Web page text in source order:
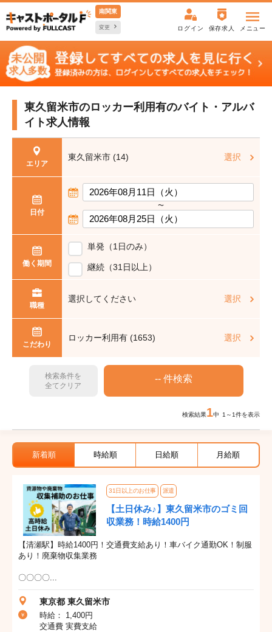
南関東
変更 ログイン 保存求人 メニュー
東久留米市のロッカー利用有のバイト・アルバ
イト求人情報
エリア
東久留米市 (14) 選択
日付
〜
働く期間
単発（1日のみ）
継続（31日以上）
職種
選択してください 選択
こだわり
ロッカー利用有 (1653) 選択
検索条件を
全てクリア
検索結果1中 1～1件を表示
新着順 時給順 日給順 月給順
31日以上のお仕事 派遣
【土日休み♪】東久留米市のゴミ回
収業務！時給1400円
【清瀬駅】時給1400円！交通費支給あり！車バイク通勤OK！制服
あり！廃棄物収集業務
〇〇〇〇...
東京都 東久留米市
時給： 1,400円
交通費 実費支給